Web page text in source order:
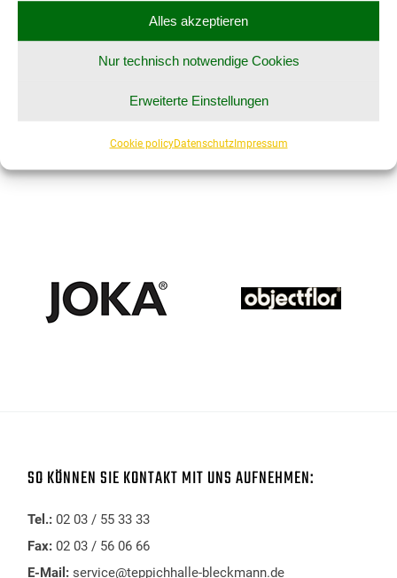
Alles akzeptieren
Nur technisch notwendige Cookies
Erweiterte Einstellungen
Cookie policyDatenschutzImpressum
Mit Laminat verleihen Sie Ihrem Boden
Laminatböden sind schlagfest,
abriebresistent und pflegeleicht.
SO KÖNNEN SIE KONTAKT MIT UNS AUFNEHMEN:
Tel.: 02 03 / 55 33 33
Fax: 02 03 / 56 06 66
E-Mail: service@teppichhalle-bleckmann.de